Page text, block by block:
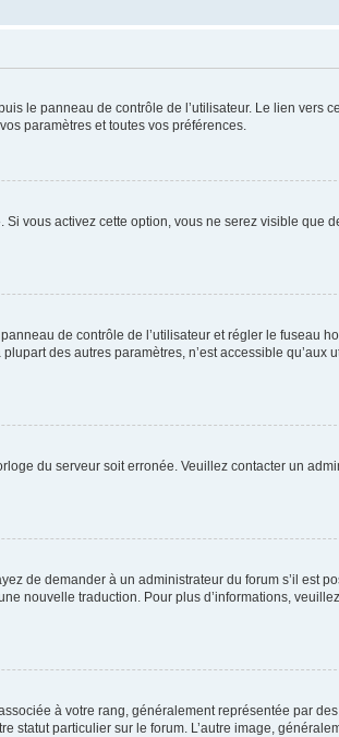
le panneau de contrôle de l’utilisateur. Le lien vers
paramètres et toutes vos préférences.
vous activez cette option, vous ne serez visible que
de contrôle de l’utilisateur et régler le fuseau
des autres paramètres, n’est accessible qu’aux
du serveur soit erronée. Veuillez contacter un
de demander à un administrateur du forum s’il est
nouvelle traduction. Pour plus d’informations,
à votre rang, généralement représentée par
particulier sur le forum. L’autre image,